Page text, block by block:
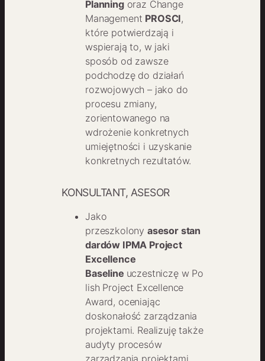
Planningoraz Change
Management PROSCI,
które potwierdzają i
wspierają to, w jaki
sposób od zawsze
podchodzę do działań
rozwojowych – jako do
procesu zmiany,
zorientowanego na
wdrożenie konkretnych
umiejętności i uzyskanie
konkretnych rezultatów.
KONSULTANT, ASESOR
Jako
przeszkolony asesor stan
dardów IPMA Project
Excellence
Baseline uczestniczę w Po
lish Project Excellence
Award, oceniając
doskonałość zarządzania
projektami. Realizuję także
audyty procesów
zarządzania projektami